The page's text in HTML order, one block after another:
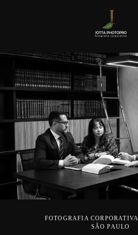
FOTOGRAFIA
SÃO PAULO